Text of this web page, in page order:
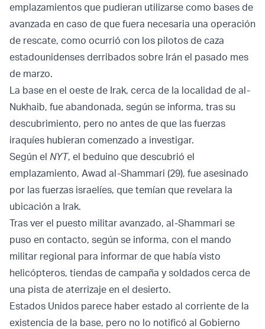
emplazamientos que pudieran utilizarse como bases de
avanzada en caso de que fuera necesaria una operación
de rescate, como ocurrió con los pilotos de caza
estadounidenses derribados sobre Irán el pasado mes
de marzo.
La base en el oeste de Irak, cerca de la localidad de al-
Nukhaib, fue abandonada, según se informa, tras su
descubrimiento, pero no antes de que las fuerzas
iraquíes hubieran comenzado a investigar.
Según el NYT, el beduino que descubrió el
emplazamiento, Awad al-Shammari (29), fue asesinado
por las fuerzas israelíes, que temían que revelara la
ubicación a Irak.
Tras ver el puesto militar avanzado, al-Shammari se
puso en contacto, según se informa, con el mando
militar regional para informar de que había visto
helicópteros, tiendas de campaña y soldados cerca de
una pista de aterrizaje en el desierto.
Estados Unidos parece haber estado al corriente de la
existencia de la base, pero no lo notificó al Gobierno